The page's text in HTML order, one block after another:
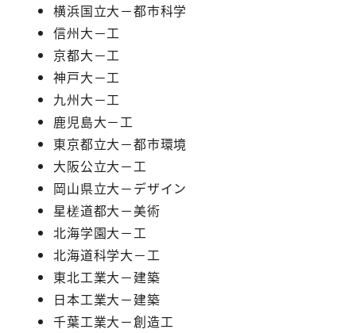
横浜国立大－都市科学
信州大－工
京都大－工
神戸大－工
九州大－工
鹿児島大－工
東京都立大－都市環境
大阪公立大－工
岡山県立大－デザイン
星槎道都大－美術
北海学園大－工
北海道科学大－工
東北工業大－建築
日本工業大－建築
千葉工業大－創造工